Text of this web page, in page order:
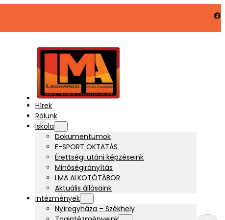
Facebook
Hírek
Rólunk
Iskola
Dokumentumok
E-SPORT OKTATÁS
Érettségi utáni képzéseink
Minőségirányítás
LMA ALKOTÓTÁBOR
Aktuális állásaink
Intézmények
Nyíregyháza – Székhely